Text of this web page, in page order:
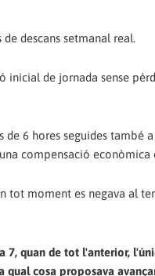
descans setmanal real.
de jornada sense
6 hores seguides també
compensació econòmica
tot moment es negava al
quan de tot l'anterior,
cosa proposava